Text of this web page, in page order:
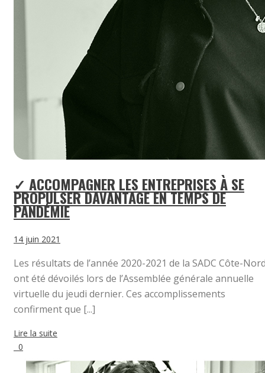
✓ ACCOMPAGNER LES ENTREPRISES À SE
PROPULSER DAVANTAGE EN TEMPS DE
PANDÉMIE
14 juin 2021
Les résultats de l’année 2020-2021 de la SADC Côte-
ont été dévoilés lors de l’Assemblée générale annuelle
virtuelle du jeudi dernier. Ces accomplissements
confirment que [...]
Lire la suite
0